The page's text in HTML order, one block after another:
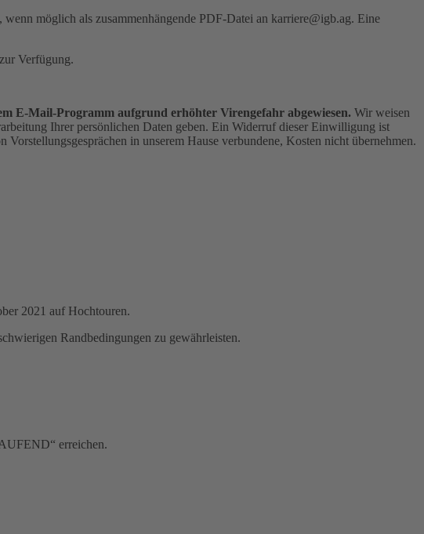
möglich als zusammenhängende PDF-Datei an karriere@igb.ag. Eine
Verfügung.
E-Mail-Programm aufgrund erhöhter Virengefahr abgewiesen. Wir weisen
Ihrer persönlichen Daten geben. Ein Widerruf dieser Einwilligung ist
in unserem Hause verbundene, Kosten nicht übernehmen.
2021 auf Hochtouren.
Randbedingungen zu gewährleisten.
erreichen.